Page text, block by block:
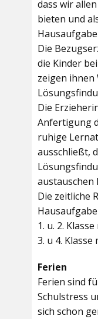
dass wir
bieten und
Die
die Kinder
zeigen ihnen
Die
Anfertigung
ruhige
ausschließt,
austauschen
Die zeitliche
1. u. 2.
3. u 4. Klasse
Ferien
Ferien sind
Schulstress
sich schon